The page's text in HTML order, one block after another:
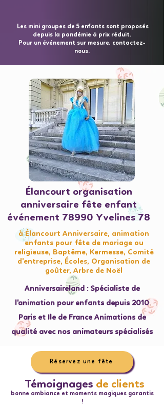
Les mini groupes de 5 enfants sont proposés
depuis la pandémie à prix réduit.
Pour un événement sur mesure, contactez-
nous.
Élancourt organisation
anniversaire fête enfant
événement 78990 Yvelines 78
à Élancourt Anniversaire, animation
enfants pour fête de mariage ou
religieuse, Baptême, Kermesse, Comité
d'entreprise, Écoles, Organisation de
goûter, Arbre de Noël
Anniversaireland : Spécialiste de
l'animation pour enfants depuis 2010
Paris et Ile de France Animations de
qualité avec nos animateurs spécialisés
Réservez une fête
bonne ambiance et moments magiques garantis
!
Témoignages de clients